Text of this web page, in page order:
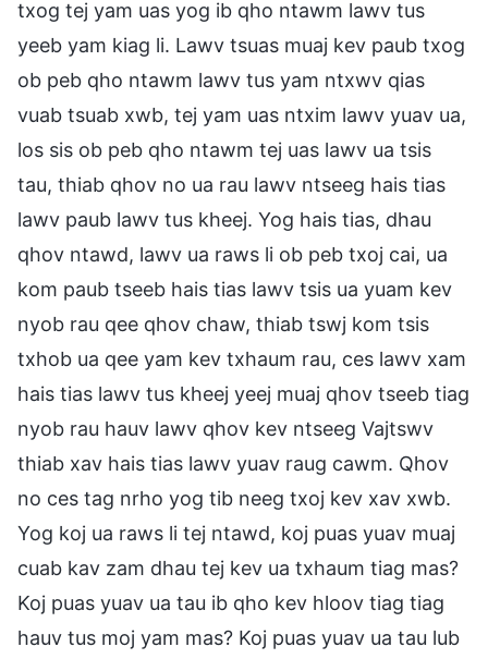
txog tej yam uas yog ib qho ntawm lawv tus
yeeb yam kiag li. Lawv tsuas muaj kev paub txog
ob peb qho ntawm lawv tus yam ntxwv qias
vuab tsuab xwb, tej yam uas ntxim lawv yuav ua,
los sis ob peb qho ntawm tej uas lawv ua tsis
tau, thiab qhov no ua rau lawv ntseeg hais tias
lawv paub lawv tus kheej. Yog hais tias, dhau
qhov ntawd, lawv ua raws li ob peb txoj cai, ua
kom paub tseeb hais tias lawv tsis ua yuam kev
nyob rau qee qhov chaw, thiab tswj kom tsis
txhob ua qee yam kev txhaum rau, ces lawv xam
hais tias lawv tus kheej yeej muaj qhov tseeb tiag
nyob rau hauv lawv qhov kev ntseeg Vajtswv
thiab xav hais tias lawv yuav raug cawm. Qhov
no ces tag nrho yog tib neeg txoj kev xav xwb.
Yog koj ua raws li tej ntawd, koj puas yuav muaj
cuab kav zam dhau tej kev ua txhaum tiag mas?
Koj puas yuav ua tau ib qho kev hloov tiag tiag
hauv tus moj yam mas? Koj puas yuav ua tau lub